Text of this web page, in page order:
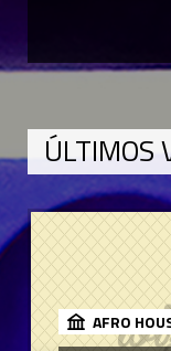
ÚLTIMOS
AFRO